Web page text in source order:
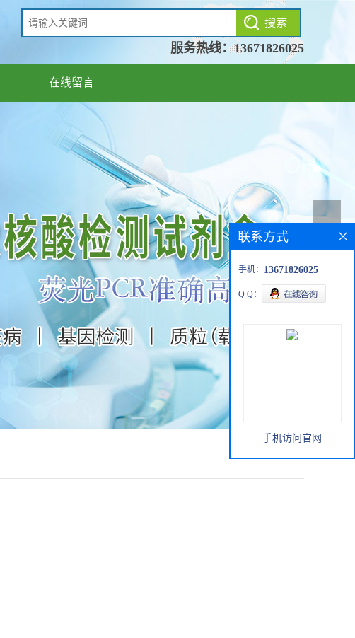
服务热线：13671826025
在线留言
联系方式
手机： 13671826025
Q Q：
手机访问官网